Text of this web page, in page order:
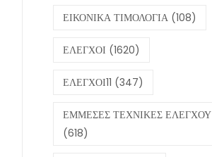
ΕΙΚΟΝΙΚΑ ΤΙΜΟΛΟΓΙΑ (108)
ΕΛΕΓΧΟΙ (1620)
ΕΛΕΓΧΟΙ11 (347)
ΕΜΜΕΣΕΣ ΤΕΧΝΙΚΕΣ ΕΛΕΓΧΟΥ
(618)